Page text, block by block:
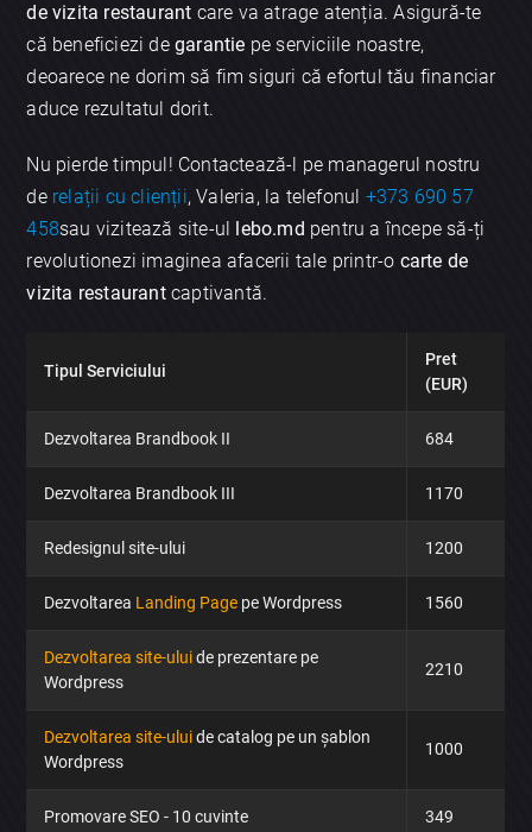
de vizita restaurant care va atrage atenția. Asigură-te
că beneficiezi degarantie pe serviciile noastre,
deoarece ne dorim să fim siguri că efortul tău financiar
aduce rezultatul dorit.
Nu pierde timpul! Contactează-l pe managerul nostru
de relații cu clienții, Valeria, la telefonul +373 690 57
458sau vizitează site-ul lebo.md pentru a începe să-ți
revolutionezi imaginea afacerii tale printr-o carte de
vizita restaurantcaptivantă.
Tipul Serviciului
Pret
(EUR)
Dezvoltarea Brandbook II 684
Dezvoltarea Brandbook III 1170
Redesignul site-ului 1200
Dezvoltarea Landing Page pe Wordpress 1560
Dezvoltarea site-uluide prezentare pe
Wordpress
2210
Dezvoltarea site-uluide catalog pe un șablon
Wordpress
1000
Promovare SEO - 10 cuvinte 349